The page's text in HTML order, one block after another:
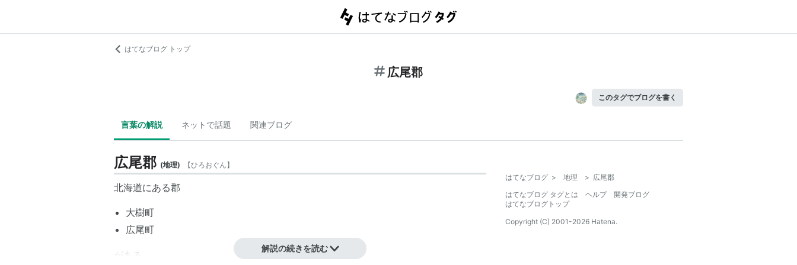
はてなブログ トップ
広尾郡
このタグでブログを書く
言葉の解説 ネットで話題 関連ブログ
広尾郡 (地理) 【ひろおぐん】
北海道にある郡
大樹町
広尾町
がある。
解説の続きを読む
はてなブログ > 地理 > 広尾郡
はてなブログ タグとは
ヘルプ
開発ブログ
はてなブログトップ
Copyright (C) 2001-2026 Hatena.